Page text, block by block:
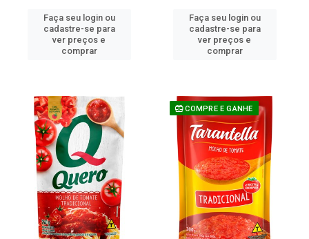
Faça seu login ou
cadastre-se para
ver preços e
comprar
Faça seu login ou
cadastre-se para
ver preços e
comprar
COMPRE E GANHE